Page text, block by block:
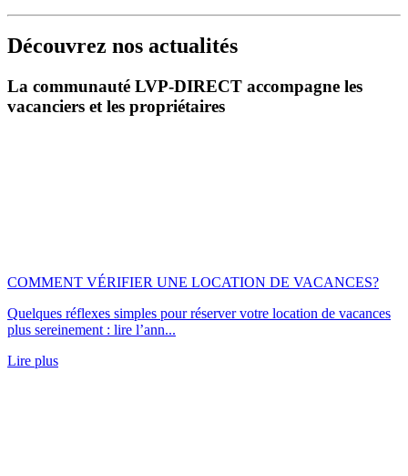
Découvrez nos actualités
La communauté LVP-DIRECT accompagne les
vacanciers et les propriétaires
COMMENT VÉRIFIER UNE LOCATION DE VACANCES?
Quelques réflexes simples pour réserver votre location de vacances
plus sereinement : lire l’ann...
Lire plus